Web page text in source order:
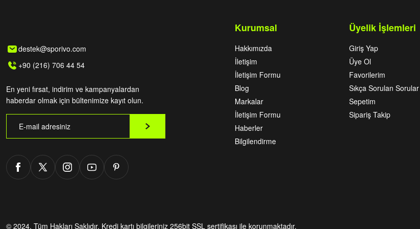
destek@sporivo.com
+90 (216) 706 44 54
En yeni fırsat, indirim ve kampanyalardan
haberdar olmak için bültenimize kayıt olun.
Kurumsal
Hakkımızda
İletişim
İletişim Formu
Blog
Markalar
İletişim Formu
Haberler
Bilgilendirme
Üyelik İşlemleri
Giriş Yap
Üye Ol
Favorilerim
Sıkça Sorulan Sorular
Sepetim
Sipariş Takip
© 2024. Tüm Hakları Saklıdır. Kredi kartı bilgileriniz 256bit SSL sertifikası ile korunmaktadır.